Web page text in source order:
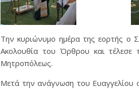
Την κυριώνυμο ημέρα της εορτής ο
Ακολουθία του Όρθρου και τέλεσε
Μητροπόλεως.
Μετά την ανάγνωση του Ευαγγελίου